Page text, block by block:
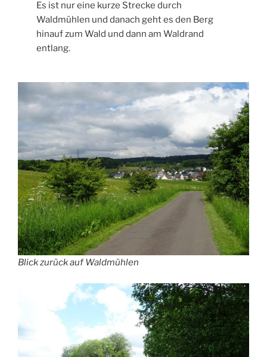
Es ist nur eine kurze Strecke durch
Waldmühlen und danach geht es den Berg
hinauf zum Wald und dann am Waldrand
entlang.
Blick zurück auf Waldmühlen